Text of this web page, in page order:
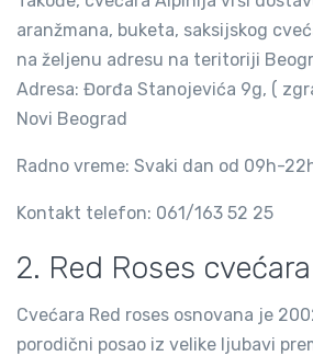
aranžmana, buketa, saksijskog
na željenu adresu na teritoriji
Adresa: Đorđa Stanojevića 9g, (
Novi Beograd
Radno vreme: Svaki dan od 09h-
Kontakt telefon: 061/163 52 25
2. Red Roses cvećara
Cvećara Red roses osnovana je
porodični posao iz velike ljubavi